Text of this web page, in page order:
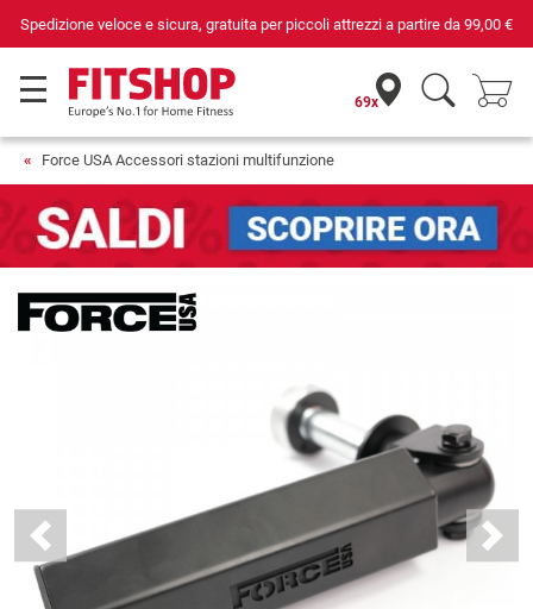
Spedizione veloce e sicura, gratuita per piccoli attrezzi a partire da 99,00 €
69x
Force USA Accessori stazioni multifunzione
Previous Next